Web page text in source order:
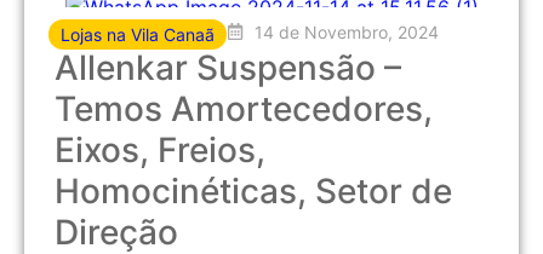
Lojas na Vila Canaã 14 de Novembro, 2024
Allenkar Suspensão –
Temos Amortecedores,
Eixos, Freios,
Homocinéticas, Setor de
Direção